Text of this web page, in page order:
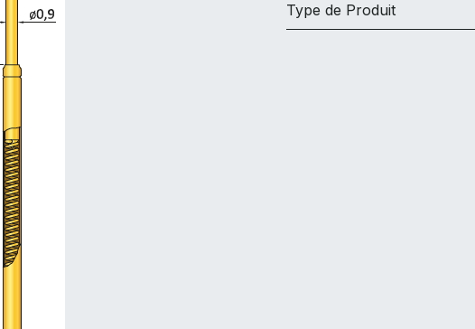
Type de Produit